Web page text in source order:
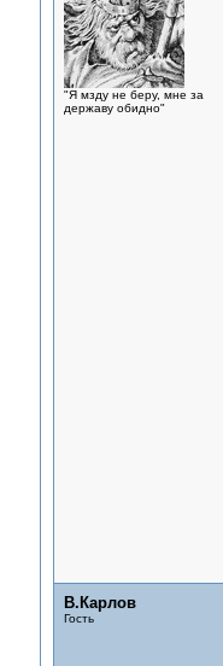
"Я мзду не беру, мне за
державу обидно"
В.Карлов
Гость